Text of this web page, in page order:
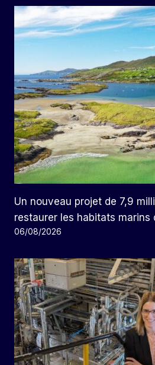
Un nouveau projet de 7,9
restaurer les habitats marins
06/08/2026